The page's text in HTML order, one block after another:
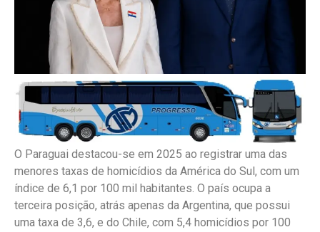
O Paraguai destacou-se em 2025 ao registrar uma das
menores taxas de homicídios da América do Sul, com um
índice de 6,1 por 100 mil habitantes. O país ocupa a
terceira posição, atrás apenas da Argentina, que possui
uma taxa de 3,6, e do Chile, com 5,4 homicídios por 100